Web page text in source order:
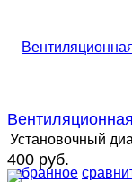
избранное
Установочный
400 руб.